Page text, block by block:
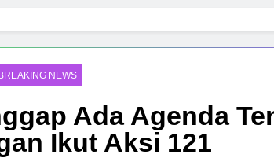
BREAKING NEWS
Ada Agenda
Ikut Aksi 121